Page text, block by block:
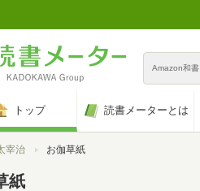
Amazon和書
トップ 読書メーターとは
宰治 お伽草紙
紙